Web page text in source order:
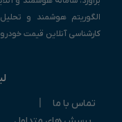
الگوریتم هوشمند و
کارشناسی آنلاین قیمت
تماس با ما